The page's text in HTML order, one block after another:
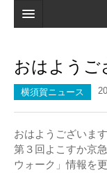
検索
店舗・施設最新情
口コミ
マイページ
おはようご
横須賀ニュース
おはようございます
第３回よこすか京
ウォーク」情報を